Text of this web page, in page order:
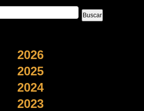
2026
2025
2024
2023